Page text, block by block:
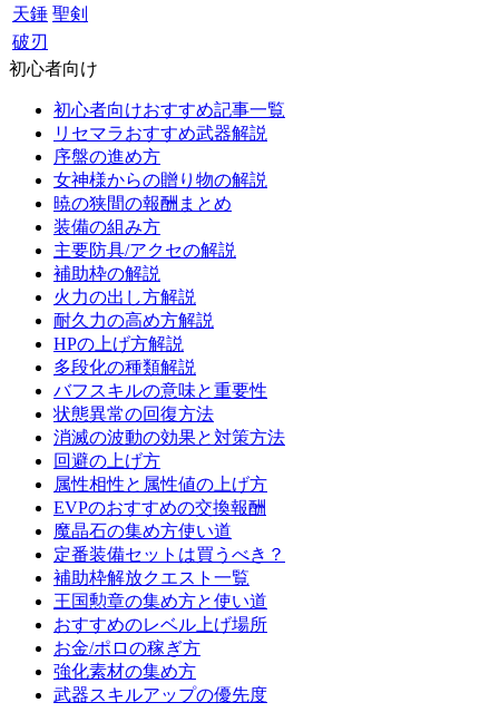
天錘 聖剣
破刃
初心者向け
初心者向けおすすめ記事一覧
リセマラおすすめ武器解説
序盤の進め方
女神様からの贈り物の解説
暁の狭間の報酬まとめ
装備の組み方
主要防具/アクセの解説
補助枠の解説
火力の出し方解説
耐久力の高め方解説
HPの上げ方解説
多段化の種類解説
バフスキルの意味と重要性
状態異常の回復方法
消滅の波動の効果と対策方法
回避の上げ方
属性相性と属性値の上げ方
EVPのおすすめの交換報酬
魔晶石の集め方使い道
定番装備セットは買うべき？
補助枠解放クエスト一覧
王国勲章の集め方と使い道
おすすめのレベル上げ場所
お金/ポロの稼ぎ方
強化素材の集め方
武器スキルアップの優先度